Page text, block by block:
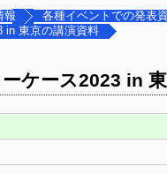
報
各種イベントでの発表
in 東京の講演資料
ケース2023 in